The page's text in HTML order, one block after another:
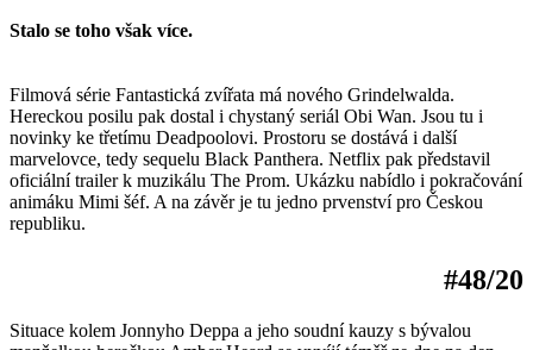
Stalo se toho však více.
Filmová série Fantastická zvířata má nového Grindelwalda.
Hereckou posilu pak dostal i chystaný seriál Obi Wan. Jsou tu i
novinky ke třetímu Deadpoolovi. Prostoru se dostává i další
marvelovce, tedy sequelu Black Panthera. Netflix pak představil
oficiální trailer k muzikálu The Prom. Ukázku nabídlo i pokračování
animáku Mimi šéf. A na závěr je tu jedno prvenství pro Českou
republiku.
#48/20
Situace kolem Jonnyho Deppa a jeho soudní kauzy s bývalou